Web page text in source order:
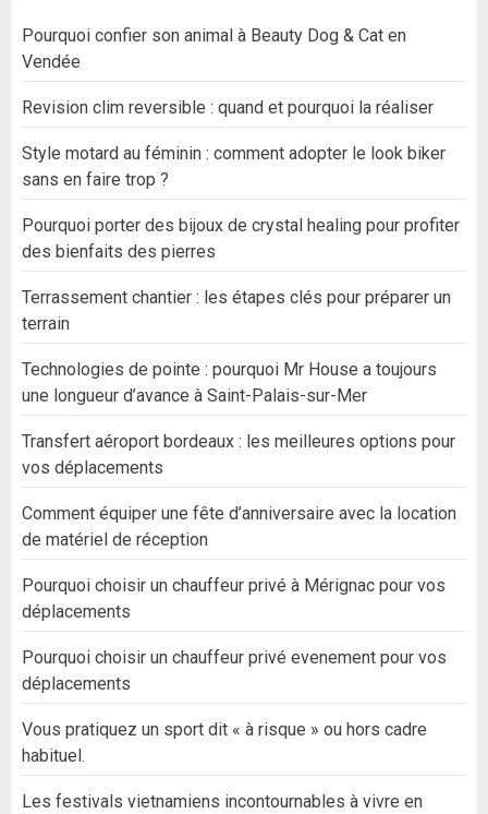
Pourquoi confier son animal à Beauty Dog & Cat en
Vendée
Revision clim reversible : quand et pourquoi la réaliser
Style motard au féminin : comment adopter le look biker
sans en faire trop ?
Pourquoi porter des bijoux de crystal healing pour profiter
des bienfaits des pierres
Terrassement chantier : les étapes clés pour préparer un
terrain
Technologies de pointe : pourquoi Mr House a toujours
une longueur d’avance à Saint-Palais-sur-Mer
Transfert aéroport bordeaux : les meilleures options pour
vos déplacements
Comment équiper une fête d’anniversaire avec la location
de matériel de réception
Pourquoi choisir un chauffeur privé à Mérignac pour vos
déplacements
Pourquoi choisir un chauffeur privé evenement pour vos
déplacements
Vous pratiquez un sport dit « à risque » ou hors cadre
habituel.
Les festivals vietnamiens incontournables à vivre en